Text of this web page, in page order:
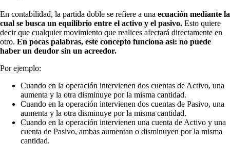
En contabilidad, la partida doble se refiere a una ecuación mediante la
cual se busca un equilibrio entre el activo y el pasivo. Esto quiere
decir que cualquier movimiento que realices afectará directamente en
otro. En pocas palabras, este concepto funciona así: no puede
haber un deudor sin un acreedor.
Por ejemplo:
Cuando en la operación intervienen dos cuentas de Activo, una
aumenta y la otra disminuye por la misma cantidad.
Cuando en la operación intervienen dos cuentas de Pasivo, una
aumenta y la otra disminuye por la misma cantidad.
Cuando en la operación intervienen una cuenta de Activo y una
cuenta de Pasivo, ambas aumentan o disminuyen por la misma
cantidad.